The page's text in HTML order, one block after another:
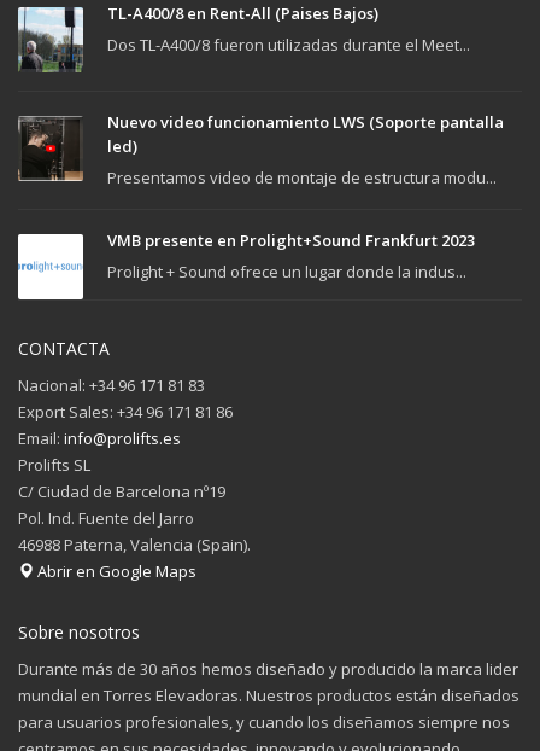
TL-A400/8 en Rent-All (Paises Bajos)
Dos TL-A400/8 fueron utilizadas durante el Meet...
Nuevo video funcionamiento LWS (Soporte pantalla
led)
Presentamos video de montaje de estructura modu...
VMB presente en Prolight+Sound Frankfurt 2023
Prolight + Sound ofrece un lugar donde la indus...
CONTACTA
Nacional: +34 96 171 81 83
Export Sales: +34 96 171 81 86
Email: info@prolifts.es
Prolifts SL
C/ Ciudad de Barcelona nº19
Pol. Ind. Fuente del Jarro
46988 Paterna, Valencia (Spain).
Abrir en Google Maps
Sobre nosotros
Durante más de 30 años hemos diseñado y producido la marca lider
mundial en Torres Elevadoras. Nuestros productos están diseñados
para usuarios profesionales, y cuando los diseñamos siempre nos